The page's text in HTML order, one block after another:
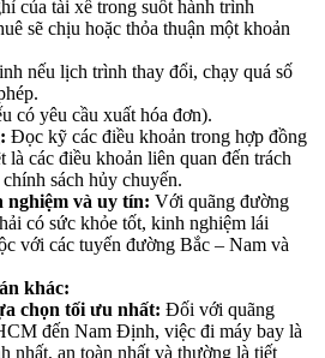
của tài xế trong suốt hành trình
sẽ chịu hoặc thỏa thuận một khoản
nếu lịch trình thay đổi, chạy quá số
có yêu cầu xuất hóa đơn).
Đọc kỹ các điều khoản trong hợp đồng
các điều khoản liên quan đến trách
sách hủy chuyến.
nghiệm và uy tín: Với quãng đường
có sức khỏe tốt, kinh nghiệm lái
với các tuyến đường Bắc – Nam và
khác:
chọn tối ưu nhất: Đối với quãng
đến Nam Định, việc đi máy bay là
nhất, an toàn nhất và thường là tiết